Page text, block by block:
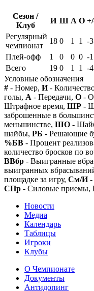
Сезон /
Клуб
И Ш А О
Регулярный
чемпионат
18 0 1 1 -3
Плей-офф
1 0 0 0 -1
Всего
19 0 1 1 -4
Условные обозначения
# - Номер, И-
голы, А - Передачи, О -
Штрафное время, ШР -
заброшенные в
меньшинстве, ШО -
шайбы, РБ - Решающие
%БВ - Процент
количество бросков по
ВВбр - Выигранные
выигранных
площадке за игру, См/И-
СПр - Силовые приемы,
Новости
Медиа
Календарь
Таблицы
Игроки
Клубы
О Чемпионате
Документы
Антидопинг